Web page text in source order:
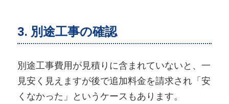
3. 別途工事の確認
別途工事費用が見積りに含まれていないと、一
見安く見えますが後で追加料金を請求され「安
くなかった」というケースもあります。